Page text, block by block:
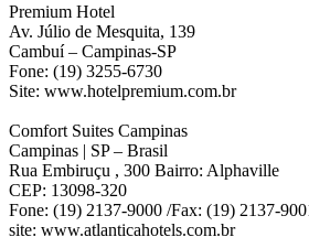
Premium Hotel
Av. Júlio de Mesquita, 139
Cambuí – Campinas-SP
Fone: (19) 3255-6730
Site: www.hotelpremium.com.br
Comfort Suites Campinas
Campinas | SP – Brasil
Rua Embiruçu , 300 Bairro: Alphaville
CEP: 13098-320
Fone: (19) 2137-9000 /Fax: (19) 2137-
site: www.atlanticahotels.com.br